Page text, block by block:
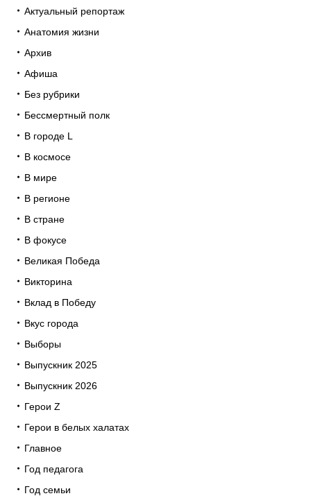
Актуальный репортаж
Анатомия жизни
Архив
Афиша
Без рубрики
Бессмертный полк
В городе L
В космосе
В мире
В регионе
В стране
В фокусе
Великая Победа
Викторина
Вклад в Победу
Вкус города
Выборы
Выпускник 2025
Выпускник 2026
Герои Z
Герои в белых халатах
Главное
Год педагога
Год семьи